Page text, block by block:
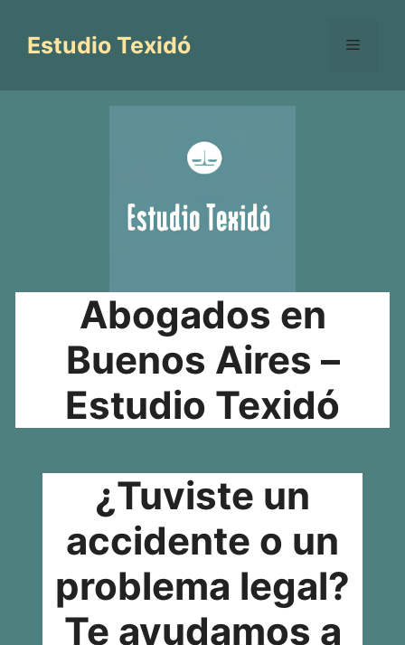
contenido
Estudio Texidó Menú
Abogados en
Buenos Aires –
Estudio Texidó
¿Tuviste un
accidente o un
problema legal?
Te ayudamos a